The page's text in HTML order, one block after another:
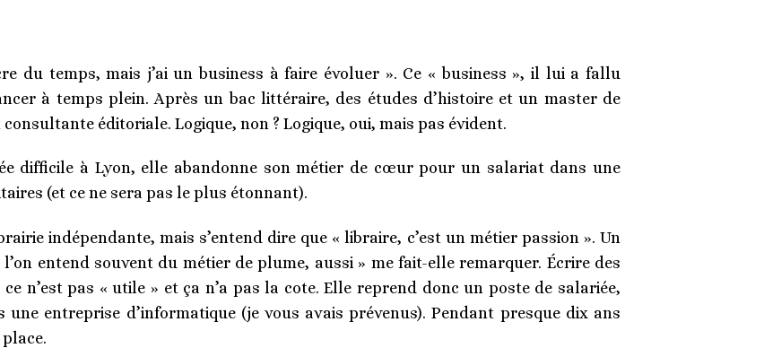
du temps, mais j’ai un business à faire évoluer ». Ce « business », il lui a fallu
à temps plein. Après un bac littéraire, des études d’histoire et un master de
éditoriale. Logique, non ? Logique, oui, mais pas évident.
difficile à Lyon, elle abandonne son métier de cœur pour un salariat dans une
(et ce ne sera pas le plus étonnant).
indépendante, mais s’entend dire que « libraire, c’est un métier passion ». Un
entend souvent du métier de plume, aussi » me fait-elle remarquer. Écrire des
n’est pas « utile » et ça n’a pas la cote. Elle reprend donc un poste de salariée,
entreprise d’informatique (je vous avais prévenus). Pendant presque dix ans